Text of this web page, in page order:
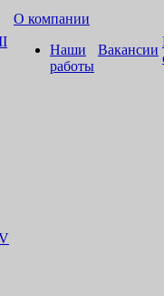
О компании
Наши
работы
Вакансии